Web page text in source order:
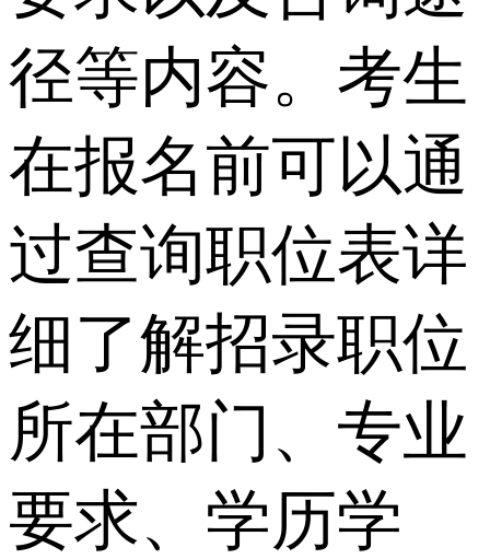
径等内容。考生
在报名前可以通
过查询职位表详
细了解招录职位
所在部门、专业
要求、学历学